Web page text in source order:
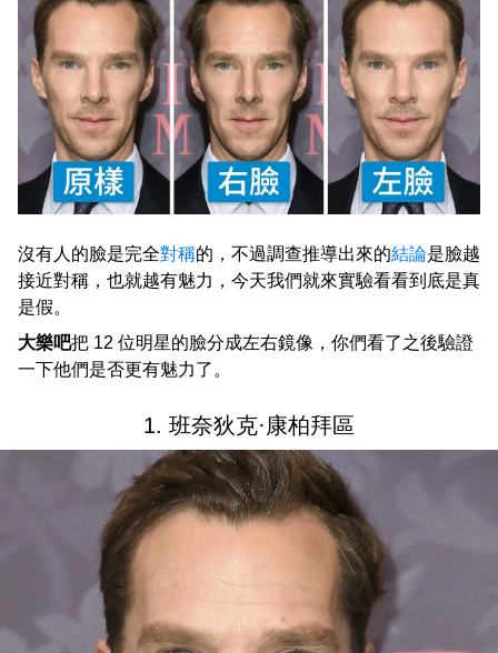
沒有人的臉是完全對稱的，不過調查推導出來的結論是臉越
接近對稱，也就越有魅力，今天我們就來實驗看看到底是真
是假。
大樂吧把 12 位明星的臉分成左右鏡像，你們看了之後驗證
一下他們是否更有魅力了。
1. 班奈狄克·康柏拜區